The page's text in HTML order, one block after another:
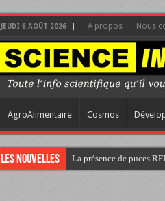
JEUDI 6 AOÛT 2026 A propos Nous
AgroAlimentaire Cosmos
Les nouvelles La présence de puces